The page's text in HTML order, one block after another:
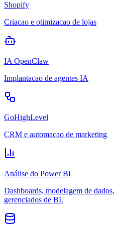
Shopify
Criacao e otimizacao de lojas
IA OpenClaw
Implantacao de agentes IA
GoHighLevel
CRM e automacao de marketing
Análise do Power BI
Dashboards, modelagem de
gerenciados de BI.